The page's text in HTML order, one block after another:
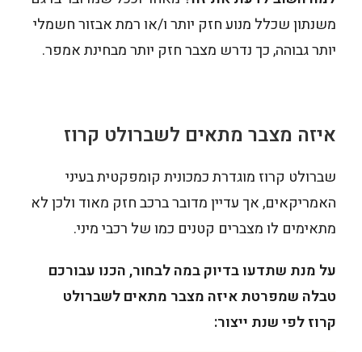
משנתון שכלל מנוע חזק יותר ו/או רמת אבזור חשמלי
יותר גבוהה, כך נדרש מצבר חזק יותר מבחינת אמפר.
איזה מצבר מתאים לשברולט קרוז
שברולט קרוז מוגדרת כמכונית קומפקטית בעיני
האמריקאים, אך עדיין מדובר ברכב חזק מאוד ולכן לא
מתאימים לו מצברים קטנים כמו של רכבי מיני.
על מנת שתדעו בדיוק במה לבחור, הכנו עבורכם
טבלה שמפרטת איזה מצבר מתאים לשברולט
קרוז לפי שנת ייצור: